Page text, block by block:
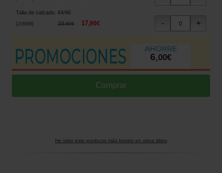
Talla de calzado: 44/46
218098 ] 23,90€ 17,90€
6,00€
He visto este producto más barato en otros sitios